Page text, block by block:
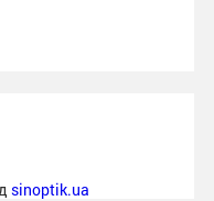
sinoptik.ua